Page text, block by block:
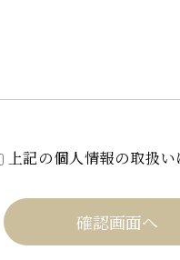
上記の個人情報の取扱